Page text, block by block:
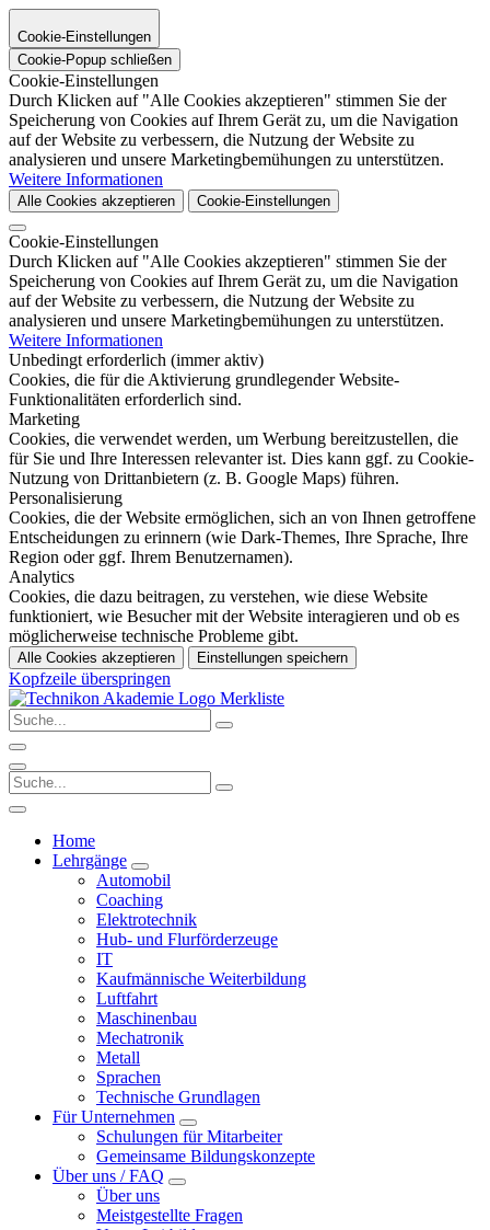
Cookie-Einstellungen
Cookie-Popup schließen
Cookie-Einstellungen
Durch Klicken auf "Alle Cookies akzeptieren" stimmen Sie der
Speicherung von Cookies auf Ihrem Gerät zu, um die Navigation
auf der Website zu verbessern, die Nutzung der Website zu
analysieren und unsere Marketingbemühungen zu unterstützen.
Weitere Informationen
Alle Cookies akzeptieren Cookie-Einstellungen
Cookie-Einstellungen
Durch Klicken auf "Alle Cookies akzeptieren" stimmen Sie der
Speicherung von Cookies auf Ihrem Gerät zu, um die Navigation
auf der Website zu verbessern, die Nutzung der Website zu
analysieren und unsere Marketingbemühungen zu unterstützen.
Weitere Informationen
Unbedingt erforderlich (immer aktiv)
Cookies, die für die Aktivierung grundlegender Website-
Funktionalitäten erforderlich sind.
Marketing
Cookies, die verwendet werden, um Werbung bereitzustellen, die
für Sie und Ihre Interessen relevanter ist. Dies kann ggf. zu Cookie-
Nutzung von Drittanbietern (z. B. Google Maps) führen.
Personalisierung
Cookies, die der Website ermöglichen, sich an von Ihnen getroffene
Entscheidungen zu erinnern (wie Dark-Themes, Ihre Sprache, Ihre
Region oder ggf. Ihrem Benutzernamen).
Analytics
Cookies, die dazu beitragen, zu verstehen, wie diese Website
funktioniert, wie Besucher mit der Website interagieren und ob es
möglicherweise technische Probleme gibt.
Alle Cookies akzeptieren Einstellungen speichern
Kopfzeile überspringen
Merkliste
Home
Lehrgänge
Automobil
Coaching
Elektrotechnik
Hub- und Flurförderzeuge
IT
Kaufmännische Weiterbildung
Luftfahrt
Maschinenbau
Mechatronik
Metall
Sprachen
Technische Grundlagen
Für Unternehmen
Schulungen für Mitarbeiter
Gemeinsame Bildungskonzepte
Über uns / FAQ
Über uns
Meistgestellte Fragen